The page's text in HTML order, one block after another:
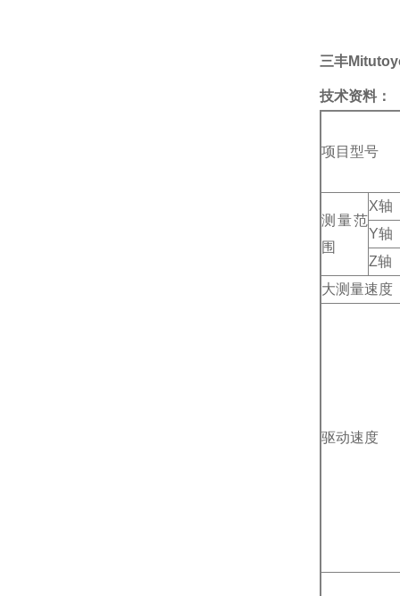
三丰
技术资料：
项目型号
测量范
围
X轴
Y轴
Z轴
大测量速度
驱动速度